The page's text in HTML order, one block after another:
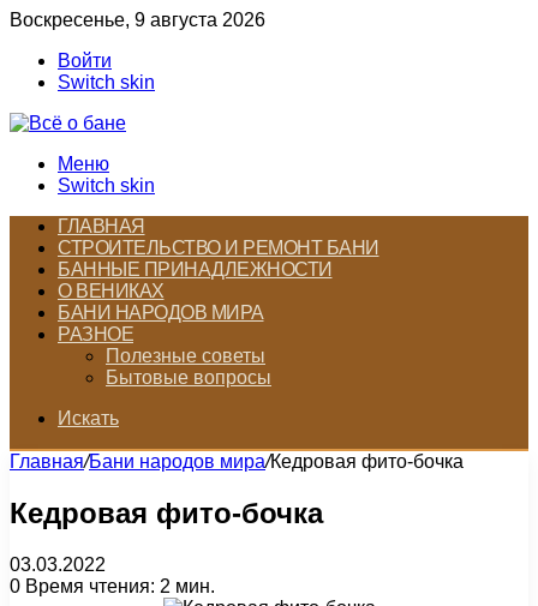
Воскресенье, 9 августа 2026
Войти
Switch skin
Меню
Switch skin
ГЛАВНАЯ
СТРОИТЕЛЬСТВО И РЕМОНТ БАНИ
БАННЫЕ ПРИНАДЛЕЖНОСТИ
О ВЕНИКАХ
БАНИ НАРОДОВ МИРА
РАЗНОЕ
Полезные советы
Бытовые вопросы
Искать
Главная/Бани народов мира/Кедровая фито-бочка
Кедровая фито-бочка
03.03.2022
0 Время чтения: 2 мин.